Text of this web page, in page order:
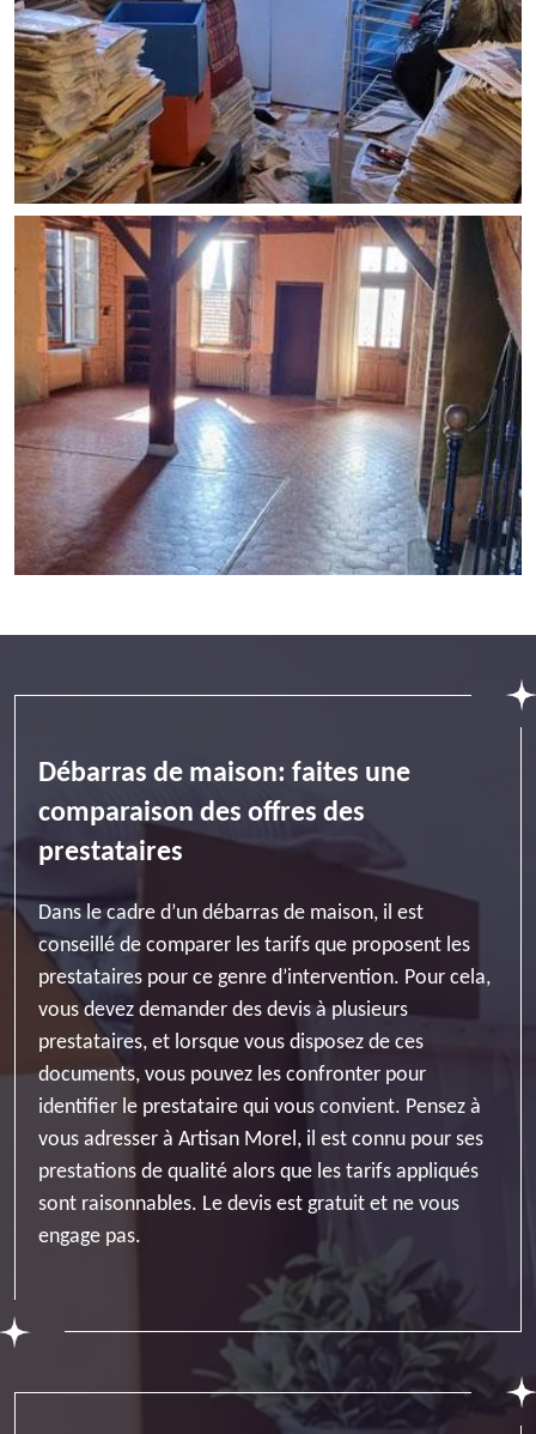
Débarras de maison: faites une
comparaison des offres des
prestataires
Dans le cadre d’un débarras de maison, il est
conseillé de comparer les tarifs que proposent les
prestataires pour ce genre d’intervention. Pour cela,
vous devez demander des devis à plusieurs
prestataires, et lorsque vous disposez de ces
documents, vous pouvez les confronter pour
identifier le prestataire qui vous convient. Pensez à
vous adresser à Artisan Morel, il est connu pour ses
prestations de qualité alors que les tarifs appliqués
sont raisonnables. Le devis est gratuit et ne vous
engage pas.